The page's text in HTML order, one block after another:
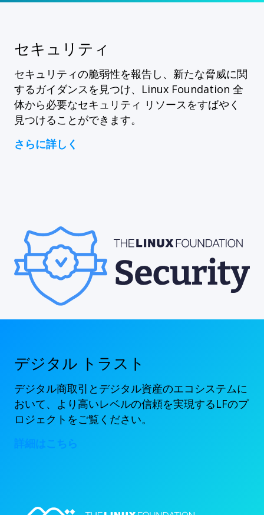
セキュリティ
セキュリティの脆弱性を報告し、新たな脅威に関
するガイダンスを見つけ、Linux Foundation 全
体から必要なセキュリティ リソースをすばやく
見つけることができます。
さらに詳しく
デジタル トラスト
デジタル商取引とデジタル資産のエコシステムに
おいて、より高いレベルの信頼を実現するLFのプ
ロジェクトをご覧ください。
詳細はこちら